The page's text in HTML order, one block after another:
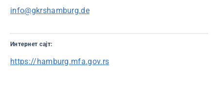
info@gkrshamburg.de
Интернет сајт:
https://hamburg.mfa.gov.rs